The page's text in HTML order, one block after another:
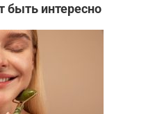
интересно